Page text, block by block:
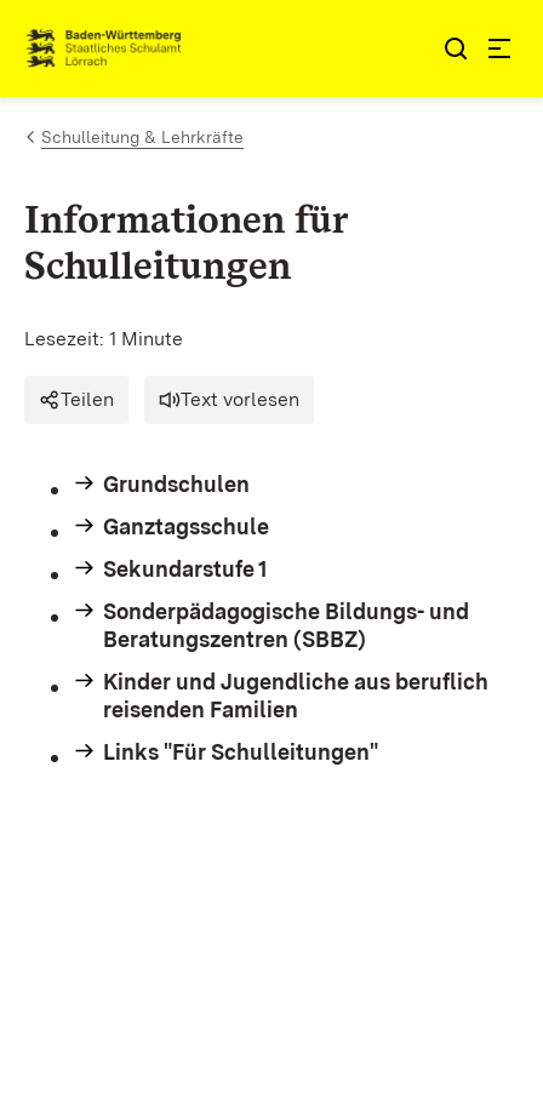
Zum Inhalt springen
Link zur Startseite
Schulleitung & Lehrkräfte
Informationen für
Schulleitungen
Lesezeit: 1 Minute
Teilen Text vorlesen
Grundschulen
Ganztagsschule
Sekundarstufe 1
Sonderpädagogische Bildungs- und
Beratungszentren (SBBZ)
Kinder und Jugendliche aus beruflich
reisenden Familien
Links "Für Schulleitungen"